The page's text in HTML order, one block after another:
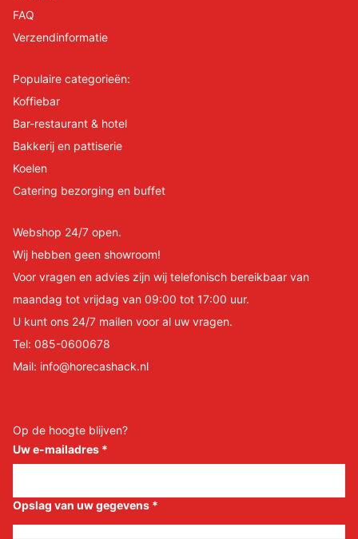
FAQ
Verzendinformatie
Populaire categorieën:
Koffiebar
Bar-restaurant & hotel
Bakkerij en pattiserie
Koelen
Catering bezorging en buffet
Webshop 24/7 open.
Wij hebben geen showroom!
Voor vragen en advies zijn wij telefonisch bereikbaar van
maandag tot vrijdag van 09:00 tot 17:00 uur.
U kunt ons 24/7 mailen voor al uw vragen.
Tel: 085-0600678
Mail: info@horecashack.nl
Op de hoogte blijven?
Uw e-mailadres *
Opslag van uw gegevens *